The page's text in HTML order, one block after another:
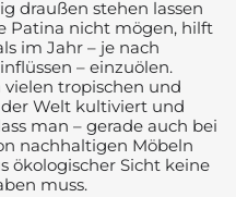
draußen stehen lassen
Patina nicht mögen, hilft
im Jahr – je nach
– einzuölen.
tropischen und
Welt kultiviert und
man – gerade auch bei
nachhaltigen Möbeln
ökologischer Sicht keine
muss.